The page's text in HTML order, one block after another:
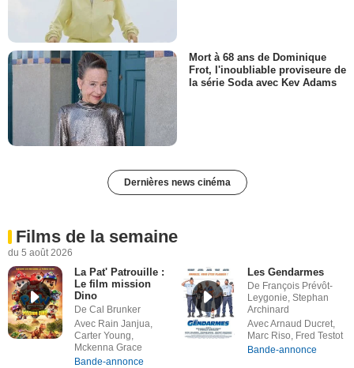
Mort à 68 ans de Dominique
Frot, l'inoubliable proviseure de
la série Soda avec Kev Adams
Dernières news cinéma
Films de la semaine
du 5 août 2026
La Pat' Patrouille :
Le film mission
Dino
De Cal Brunker
Avec Rain Janjua,
Carter Young,
Mckenna Grace
Bande-annonce
Les Gendarmes
De François Prévôt-
Leygonie, Stephan
Archinard
Avec Arnaud Ducret,
Marc Riso, Fred Testot
Bande-annonce